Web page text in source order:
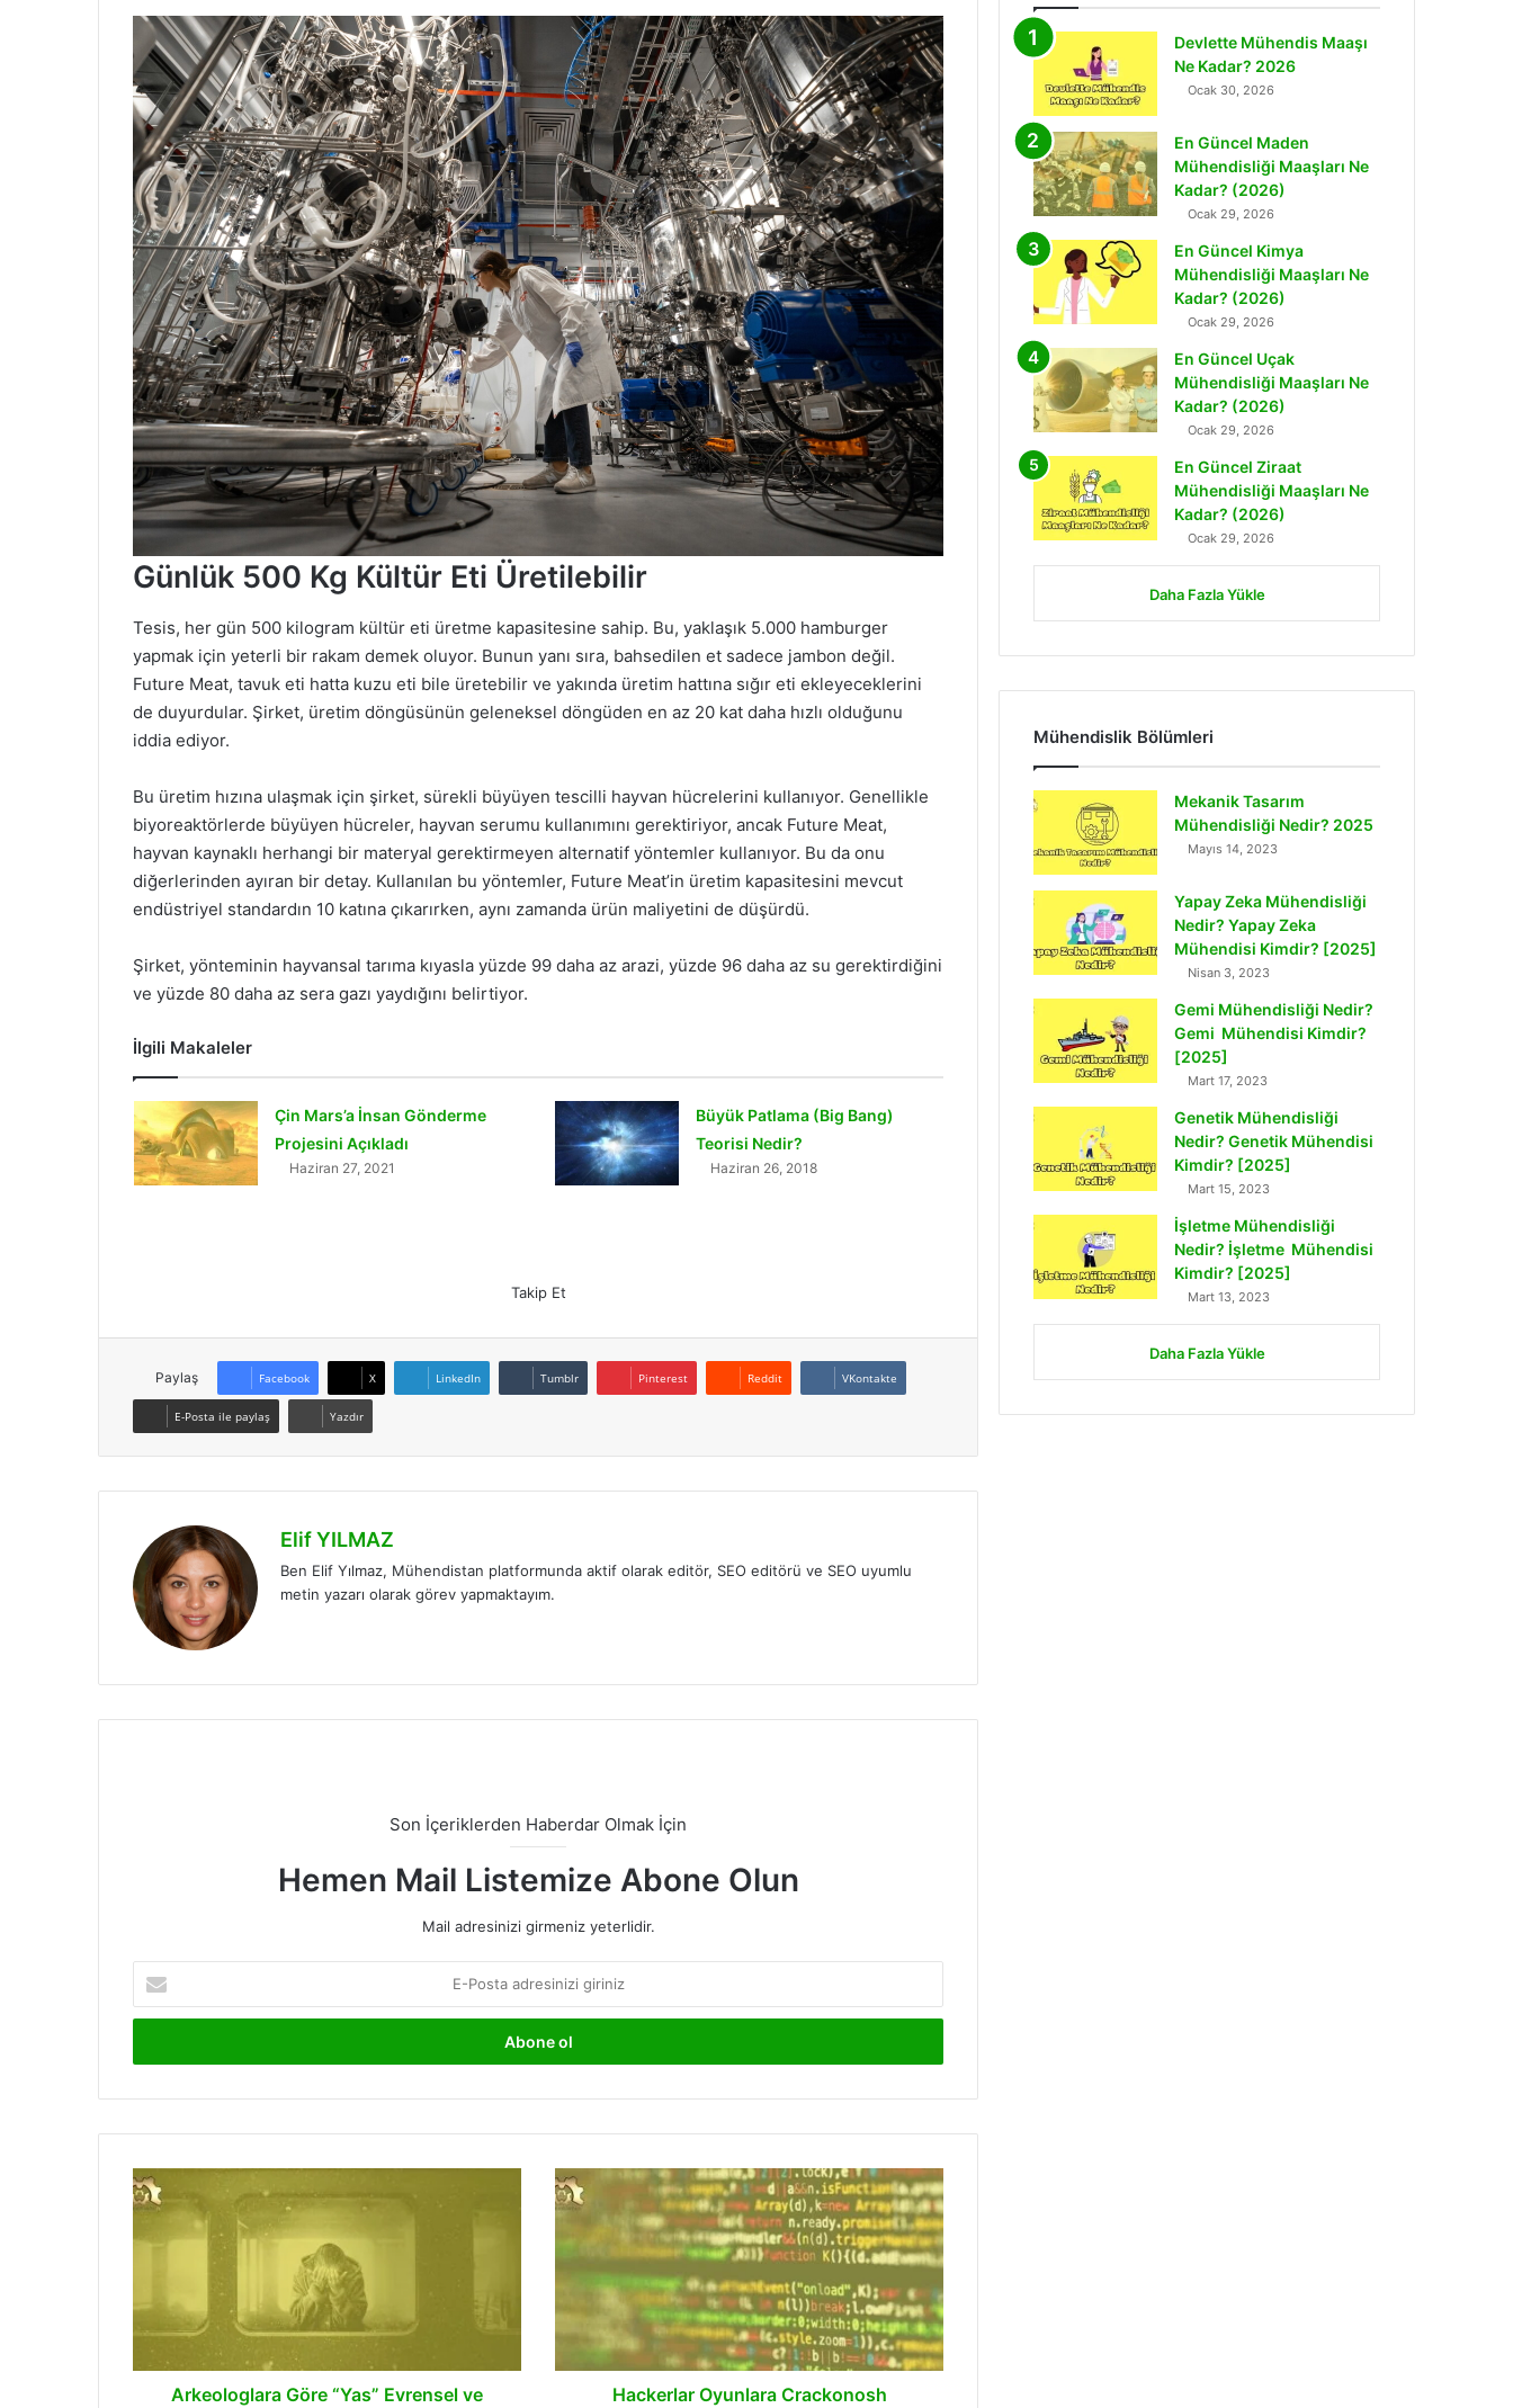
Günlük 500 Kg Kültür Eti Üretilebilir
Tesis, her gün 500 kilogram kültür eti üretme kapasitesine sahip. Bu, yaklaşık 5.000 hamburger
yapmak için yeterli bir rakam demek oluyor. Bunun yanı sıra, bahsedilen et sadece jambon değil.
Future Meat, tavuk eti hatta kuzu eti bile üretebilir ve yakında üretim hattına sığır eti ekleyeceklerini
de duyurdular. Şirket, üretim döngüsünün geleneksel döngüden en az 20 kat daha hızlı olduğunu
iddia ediyor.
Bu üretim hızına ulaşmak için şirket, sürekli büyüyen tescilli hayvan hücrelerini kullanıyor. Genellikle
biyoreaktörlerde büyüyen hücreler, hayvan serumu kullanımını gerektiriyor, ancak Future Meat,
hayvan kaynaklı herhangi bir materyal gerektirmeyen alternatif yöntemler kullanıyor. Bu da onu
diğerlerinden ayıran bir detay. Kullanılan bu yöntemler, Future Meat’in üretim kapasitesini mevcut
endüstriyel standardın 10 katına çıkarırken, aynı zamanda ürün maliyetini de düşürdü.
Şirket, yönteminin hayvansal tarıma kıyasla yüzde 99 daha az arazi, yüzde 96 daha az su gerektirdiğini
ve yüzde 80 daha az sera gazı yaydığını belirtiyor.
İlgili Makaleler
Çin Mars’a İnsan Gönderme
Projesini Açıkladı
Haziran 27, 2021
Büyük Patlama (Big Bang)
Teorisi Nedir?
Haziran 26, 2018
Takip Et
Paylaş Facebook X LinkedIn Tumblr Pinterest Reddit VKontakte
E-Posta ile paylaş Yazdır
Elif YILMAZ
Ben Elif Yılmaz, Mühendistan platformunda aktif olarak editör, SEO editörü ve SEO uyumlu
metin yazarı olarak görev yapmaktayım.
Son İçeriklerden Haberdar Olmak İçin
Hemen Mail Listemize Abone Olun
Mail adresinizi girmeniz yeterlidir.
Posta
adresinizi
Arkeologlara
Göre
Evrensel
Arkeologlara Göre “Yas” Evrensel ve
Hackerlar
Oyunlara
Crackonosh
Bulaştırarak
Kripto
Madenciliği
Hackerlar Oyunlara Crackonosh
Devlette Mühendis Maaşı
Ne Kadar? 2026
Ocak 30, 2026
En Güncel Maden
Mühendisliği Maaşları Ne
Kadar? (2026)
Ocak 29, 2026
En Güncel Kimya
Mühendisliği Maaşları Ne
Kadar? (2026)
Ocak 29, 2026
En Güncel Uçak
Mühendisliği Maaşları Ne
Kadar? (2026)
Ocak 29, 2026
En Güncel Ziraat
Mühendisliği Maaşları Ne
Kadar? (2026)
Ocak 29, 2026
Daha Fazla Yükle
Mühendislik Bölümleri
Mekanik Tasarım
Mühendisliği Nedir? 2025
Mayıs 14, 2023
Yapay Zeka Mühendisliği
Nedir? Yapay Zeka
Mühendisi Kimdir? [2025]
Nisan 3, 2023
Gemi Mühendisliği Nedir?
Gemi Mühendisi Kimdir?
[2025]
Mart 17, 2023
Genetik Mühendisliği
Nedir? Genetik Mühendisi
Kimdir? [2025]
Mart 15, 2023
İşletme Mühendisliği
Nedir? İşletme Mühendisi
Kimdir? [2025]
Mart 13, 2023
Daha Fazla Yükle